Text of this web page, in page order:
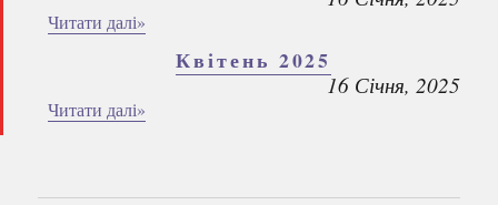
Читати далі»
Квітень 2025
16 Січня, 2025
Читати далі»